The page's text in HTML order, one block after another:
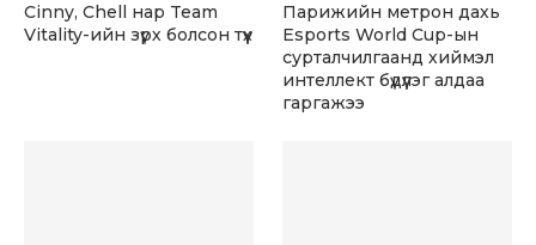
Cinny, Chell нар Team
Vitality-ийн зүрх болсон түүх
Парижийн метрон дахь
Esports World Cup-ын
сурталчилгаанд хиймэл
интеллект бүдүүлэг алдаа
гаргажээ